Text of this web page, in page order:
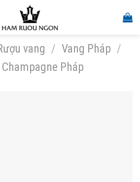
vang / Vang Pháp /
Champagne Pháp